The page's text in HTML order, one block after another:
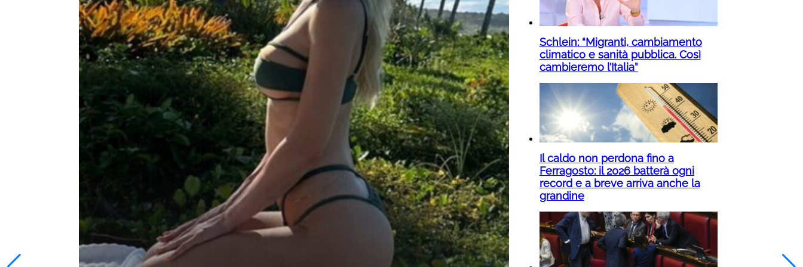
Schlein: “Migranti, cambiamento
climatico e sanità pubblica. Così
cambieremo l’Italia”
Il caldo non perdona fino a
Ferragosto: il 2026 batterà ogni
record e a breve arriva anche la
grandine